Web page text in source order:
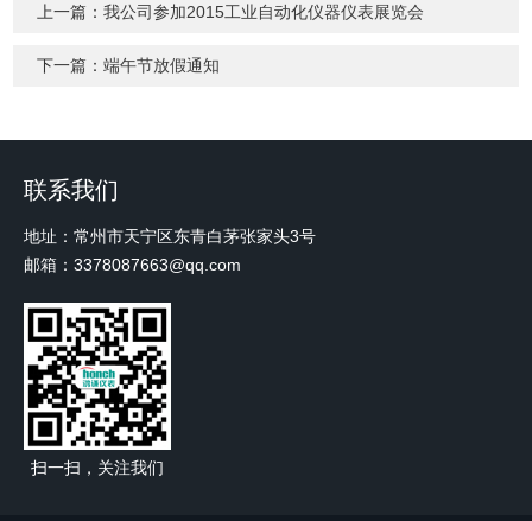
上一篇：我公司参加2015工业自动化仪器仪表展览会
下一篇：端午节放假通知
联系我们
地址：常州市天宁区东青白茅张家头3号
邮箱：3378087663@qq.com
扫一扫，关注我们